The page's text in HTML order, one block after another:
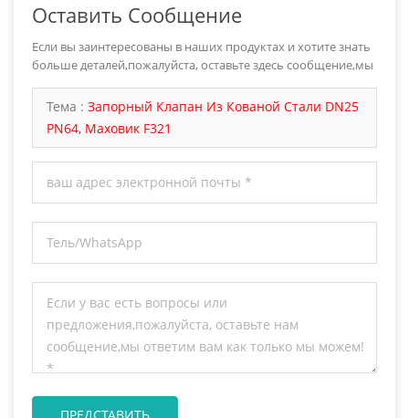
Оставить Сообщение
Если вы заинтересованы в наших продуктах и хотите знать
больше деталей,пожалуйста, оставьте здесь сообщение,мы
Тема : Запорный Клапан Из Кованой Стали DN25
PN64, Маховик F321